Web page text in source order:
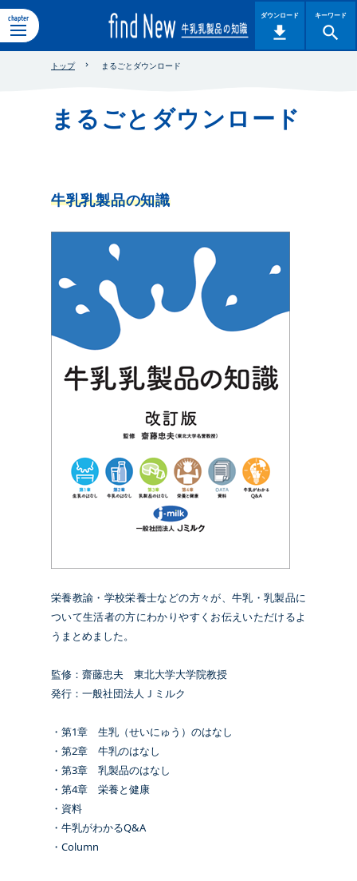
ダウンロード キーワード
chapter
トップ まるごとダウンロード
まるごとダウンロード
牛乳乳製品の知識
栄養教諭・学校栄養士などの方々が、牛乳・乳製品に
ついて生活者の方にわかりやすくお伝えいただけるよ
うまとめました。
監修：齋藤忠夫 東北大学大学院教授
発行：一般社団法人Ｊミルク
・第1章 生乳（せいにゅう）のはなし
・第2章 牛乳のはなし
・第3章 乳製品のはなし
・第4章 栄養と健康
・資料
・牛乳がわかるQ&A
・Column